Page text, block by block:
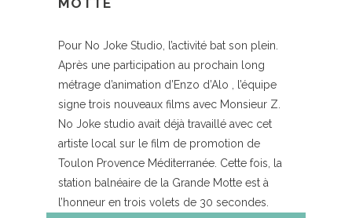
MOTTE
Pour No Joke Studio, l’activité bat son plein.
Après une participation au prochain long
métrage d’animation d’Enzo d’Alo , l’équipe
signe trois nouveaux films avec Monsieur Z.
No Joke studio avait déjà travaillé avec cet
artiste local sur le film de promotion de
Toulon Provence Méditerranée. Cette fois, la
station balnéaire de la Grande Motte est à
l’honneur en trois volets de 30 secondes.